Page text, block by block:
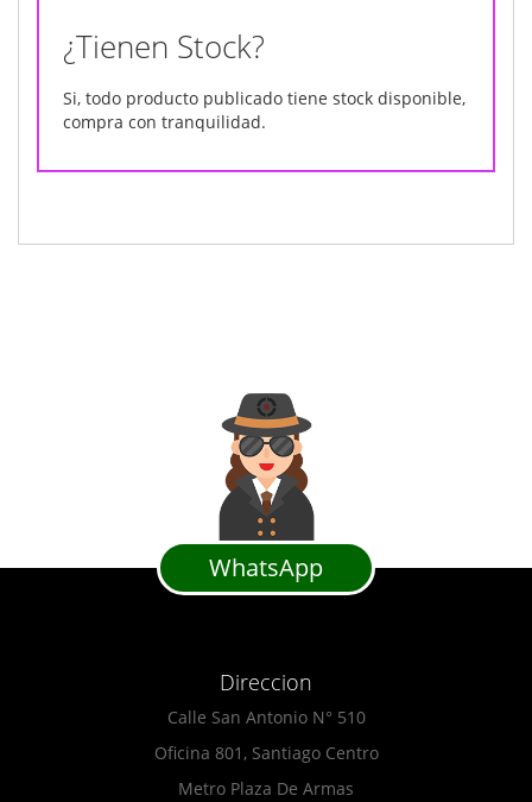
¿Tienen Stock?
Si, todo producto publicado tiene stock disponible,
compra con tranquilidad.
WhatsApp
Direccion
Calle San Antonio N° 510
Oficina 801, Santiago Centro
Metro Plaza De Armas